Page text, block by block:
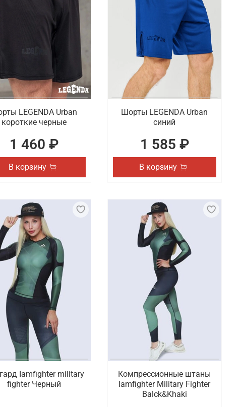
шорты для спорта, в том числе,
штаны и полные спортивные комплекты.
широкий ассортимент актуальных товаров для
LEGENDA Urban
короткие черные
1 460 ₽
В корзину
Шорты LEGENDA Urban
синий
1 585 ₽
В корзину
Iamfighter military
fighter Черный
Компрессионные штаны
Iamfighter Military Fighter
Balck&Khaki